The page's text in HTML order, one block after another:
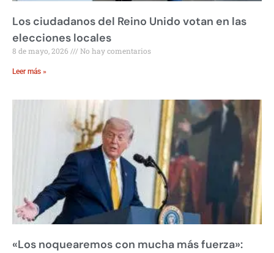
Los ciudadanos del Reino Unido votan en las
elecciones locales
8 de mayo, 2026 No hay comentarios
Leer más »
«Los noquearemos con mucha más fuerza»: